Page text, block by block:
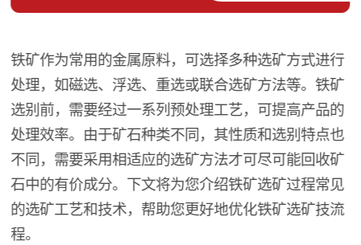
铁矿作为常用的金属原料，可选择多种选矿方式进行
处理，如磁选、浮选、重选或联合选矿方法等。铁矿
选别前，需要经过一系列预处理工艺，可提高产品的
处理效率。由于矿石种类不同，其性质和选别特点也
不同，需要采用相适应的选矿方法才可尽可能回收矿
石中的有价成分。下文将为您介绍铁矿选矿过程常见
的选矿工艺和技术，帮助您更好地优化铁矿选矿技流
程。